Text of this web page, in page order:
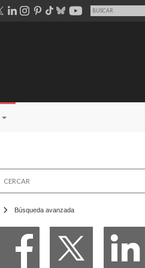
Búsqueda avanzada